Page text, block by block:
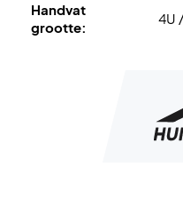
Handvat
grootte:
4U